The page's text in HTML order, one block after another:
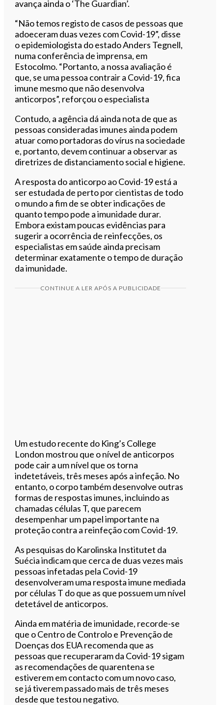
avança ainda o ‘The Guardian’.
“Não temos registo de casos de pessoas que
adoeceram duas vezes com Covid-19”, disse
o epidemiologista do estado Anders Tegnell,
numa conferência de imprensa, em
Estocolmo. “Portanto, a nossa avaliação é
que, se uma pessoa contrair a Covid-19, fica
imune mesmo que não desenvolva
anticorpos”, reforçou o especialista
Contudo, a agência dá ainda nota de que as
pessoas consideradas imunes ainda podem
atuar como portadoras do vírus na sociedade
e, portanto, devem continuar a observar as
diretrizes de distanciamento social e higiene.
A resposta do anticorpo ao Covid-19 está a
ser estudada de perto por cientistas de todo
o mundo a fim de se obter indicações de
quanto tempo pode a imunidade durar.
Embora existam poucas evidências para
sugerir a ocorrência de reinfecções, os
especialistas em saúde ainda precisam
determinar exatamente o tempo de duração
da imunidade.
CONTINUE A LER APÓS A PUBLICIDADE
Um estudo recente do King’s College
London mostrou que o nível de anticorpos
pode cair a um nível que os torna
indetetáveis, três meses após a infeção. No
entanto, o corpo também desenvolve outras
formas de respostas imunes, incluindo as
chamadas células T, que parecem
desempenhar um papel importante na
proteção contra a reinfeção com Covid-19.
As pesquisas do Karolinska Institutet da
Suécia indicam que cerca de duas vezes mais
pessoas infetadas pela Covid-19
desenvolveram uma resposta imune mediada
por células T do que as que possuem um nível
detetável de anticorpos.
Ainda em matéria de imunidade, recorde-se
que o Centro de Controlo e Prevenção de
Doenças dos EUA recomenda que as
pessoas que recuperaram da Covid-19 sigam
as recomendações de quarentena se
estiverem em contacto com um novo caso,
se já tiverem passado mais de três meses
desde que testou negativo.